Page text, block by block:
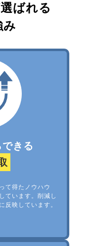
ばれる
み
きる
て得たノウハウ
ています。削減し
反映しています。